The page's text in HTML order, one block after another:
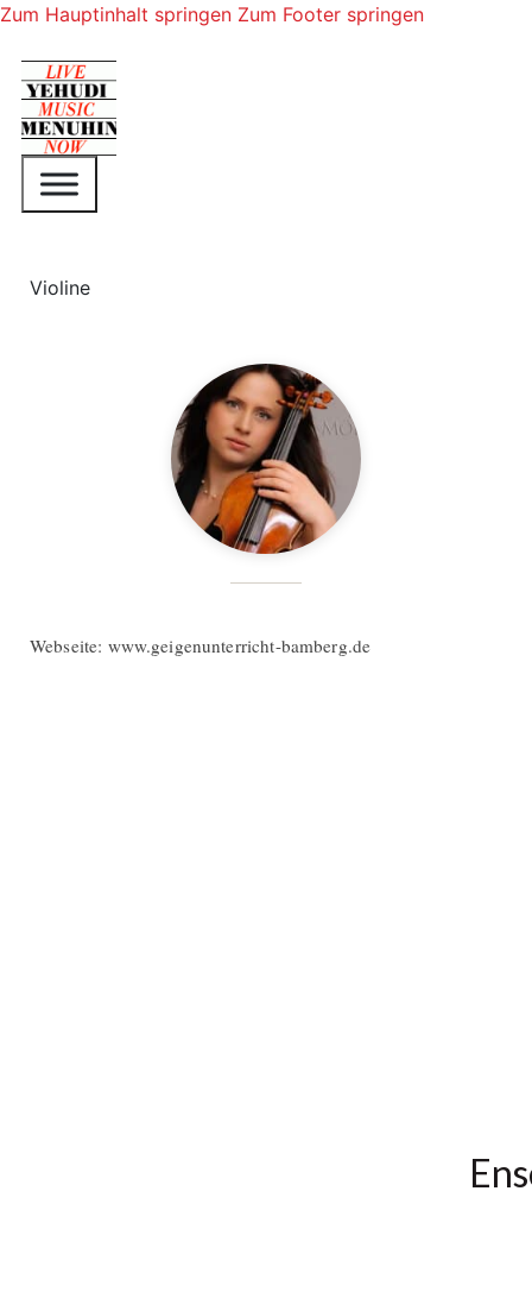
Zum Hauptinhalt springen Zum Footer springen
Violine
Webseite: www.geigenunterricht-bamberg.de